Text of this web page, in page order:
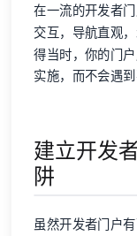
在一流的开发者
交互，导航直观
得当时，你的门
实施，而不会遇到
建立开发
阱
虽然开发者门户